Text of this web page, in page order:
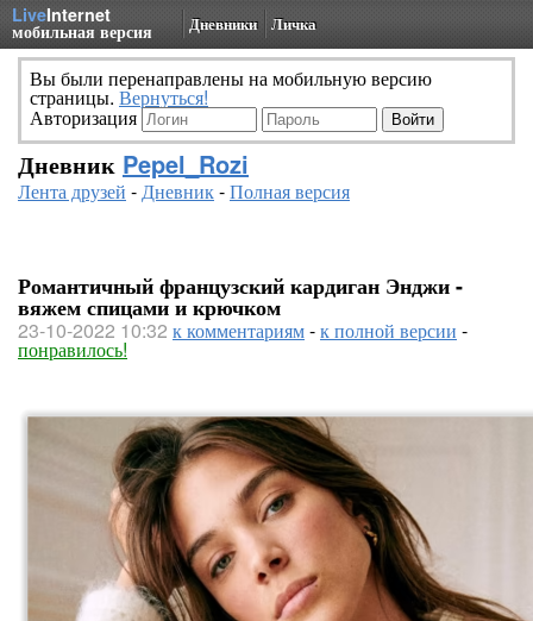
LiveInternet
мобильная версия Дневники Личка
Вы были перенаправлены на мобильную версию
страницы. Вернуться!
Авторизация
Дневник Pepel_Rozi
Лента друзей -Дневник-Полная версия
Романтичный французский кардиган Энджи -
вяжем спицами и крючком
23-10-2022 10:32 к комментариям-к полной версии -
понравилось!